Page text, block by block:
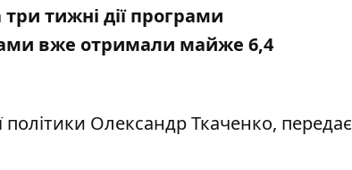
тижні дії програми
вже отримали майже 6,4
політики Олександр Ткаченко, передає